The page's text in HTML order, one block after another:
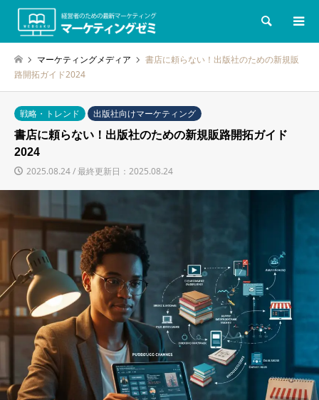
検索
マーケティングメディア
書店に頼らない！出版社のための新規販
路開拓ガイド2024
戦略・トレンド
出版社向けマーケティング
書店に頼らない！出版社のための新規販路開拓ガイド
2024
2025.08.24 / 最終更新日：2025.08.24